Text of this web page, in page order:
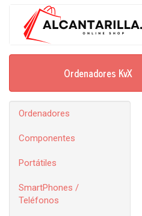
Ordenadores KvX
Ordenadores
Componentes
Portátiles
SmartPhones /
Teléfonos